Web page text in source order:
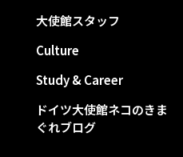
大使館スタッフ
Culture
Study & Career
ドイツ大使館ネコのきま
ぐれブログ